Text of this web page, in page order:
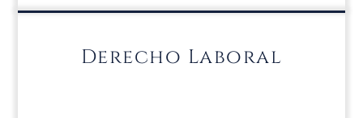
Derecho Laboral